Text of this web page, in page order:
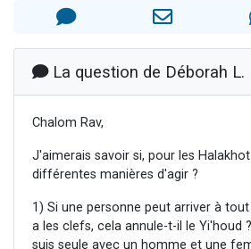
Ariel vient de donner
Il reste 49 places pour
La question de Déborah L.
Chalom Rav,
J'aimerais savoir si, pour les
différentes manières d'agir ?
1) Si une personne peut arriver à
a les clefs, cela annule-t-il le Yi'houd
suis seule avec un homme et une